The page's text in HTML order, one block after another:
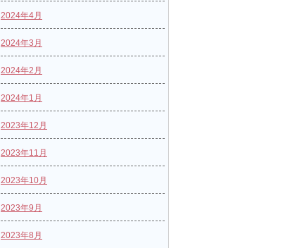
2024年4月
2024年3月
2024年2月
2024年1月
2023年12月
2023年11月
2023年10月
2023年9月
2023年8月